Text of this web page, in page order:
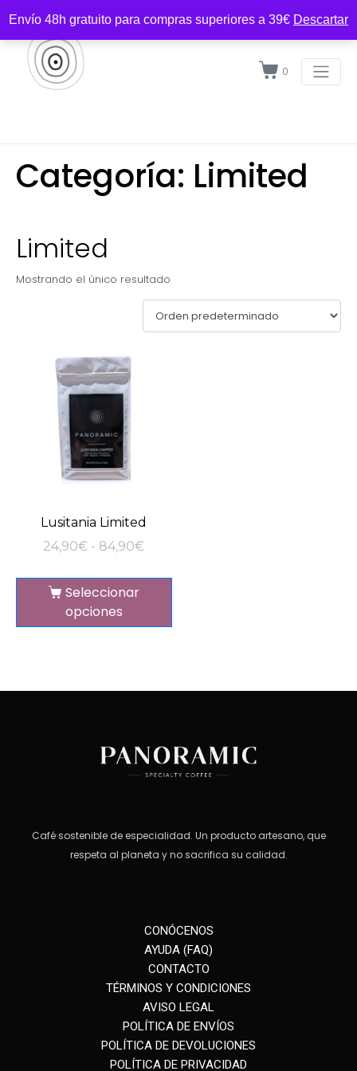
Envío 48h gratuito para compras superiores a 39€ Descartar
0
Categoría: Limited
Limited
Mostrando el único resultado
Lusitania Limited
24,90€ - 84,90€
Seleccionar
opciones
Café sostenible de especialidad. Un producto artesano, que
respeta al planeta y no sacrifica su calidad.
CONÓCENOS
AYUDA (FAQ)
CONTACTO
TÉRMINOS Y CONDICIONES
AVISO LEGAL
POLÍTICA DE ENVÍOS
POLÍTICA DE DEVOLUCIONES
POLÍTICA DE PRIVACIDAD